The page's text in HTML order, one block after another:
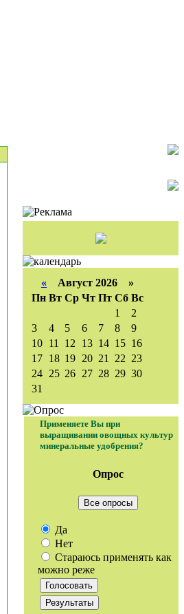
« Август 2026 »
Пн Вт Ср Чт Пт Сб Вс
1
2
3
4 5 6 7 8
9
10 11 12 13 14 15 16
17 18 19 20 21 22 23
24 25 26 27 28 29 30
31
Применяете Вы при
выращивании овощных культур
минеральные удобрения?
Опрос
Все опросы
Да
Нет
Стараюсь применять как
можно реже